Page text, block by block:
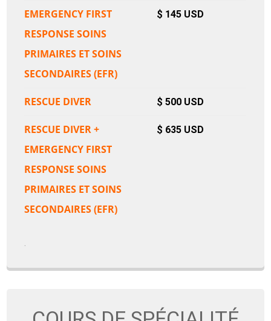
EMERGENCY FIRST
RESPONSE SOINS
PRIMAIRES ET SOINS
SECONDAIRES (EFR)
$ 145 USD
RESCUE DIVER $ 500 USD
RESCUE DIVER +
EMERGENCY FIRST
RESPONSE SOINS
PRIMAIRES ET SOINS
SECONDAIRES (EFR)
$ 635 USD
.